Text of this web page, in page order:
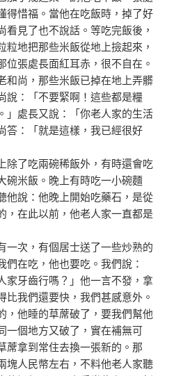
得惜福。當他在吃飯時，掉了好
看見了也不說話。等吃完飯後，
粒地把那些米飯從地上撿起來，
位張處長面紅耳赤，很不自在。
和尚，那些米飯已掉在地上弄髒
說：「不要緊啊！這些都是糧
」處長又說：「你老人家的生活
答：「就是這樣，我已經很好
除了吃兩碗稀飯外，有時還會吃
碗米飯。晚上有時吃一小碗麵
他說：他晚上開始吃藥石，是從
，在此以前，他老人家一直都是
一次，有個居士送了一些炒熟的
們在吃，他也要吃。我們說：
家牙齒行嗎？」他一言不發，拿
比我們還要快，我們甚感意外。
，他睡的草蓆破了，要我們幫他
一個地方又破了，實在補無可
蓆拿到常住去換一張新的。那
塊人民幣左右，不料他老人家聽